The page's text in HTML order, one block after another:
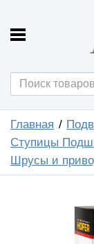
Главная
Ступицы
Шрусы и